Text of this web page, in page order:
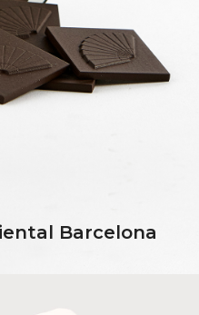
Barcelona